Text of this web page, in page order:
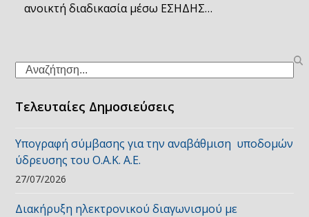
ανοικτή διαδικασία μέσω ΕΣΗΔΗΣ…
Search
Τελευταίες Δημοσιεύσεις
Υπογραφή σύμβασης για την αναβάθμιση υποδομών
ύδρευσης του Ο.Α.Κ. Α.Ε.
27/07/2026
Διακήρυξη ηλεκτρονικού διαγωνισμού με